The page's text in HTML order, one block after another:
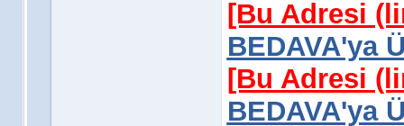
[Bu Adresi
BEDAVA'ya
[Bu Adresi
BEDAVA'ya